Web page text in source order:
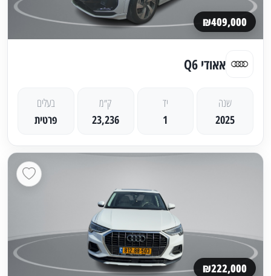
₪409,000
אאודי Q6
שנה
2025
יד
1
ק״מ
23,236
בעלים
פרטית
₪222,000